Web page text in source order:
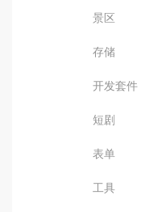
景区
存储
开发套件
短剧
表单
工具